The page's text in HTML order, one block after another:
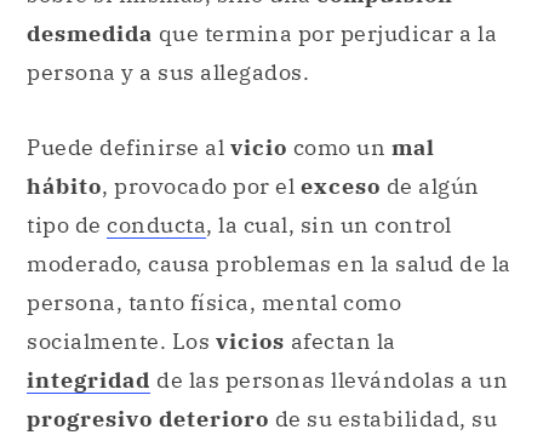
desmedida que termina por perjudicar a la
persona y a sus allegados.
Puede definirse al vicio como un mal
hábito, provocado por el exceso de algún
tipo de conducta, la cual, sin un control
moderado, causa problemas en la salud de la
persona, tanto física, mental como
socialmente. Los vicios afectan la
integridad de las personas llevándolas a un
progresivo deterioro de su estabilidad, su